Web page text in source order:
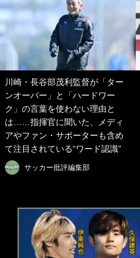
川崎・長谷部茂利監督が「ター
ンオーバー」と「ハードワー
ク」の言葉を使わない理由と
は……指揮官に聞いた、メディ
アやファン・サポーターも含め
て注目されている“ワード認識”
サッカー批評編集部